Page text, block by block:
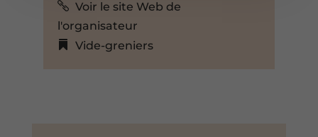
Voir le site Web de
l'organisateur
Vide-greniers